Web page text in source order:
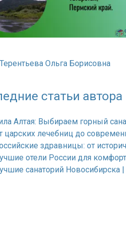
Терентьева Ольга Борисовна
статьи автора
Алтая: Выбираем горный
царских лечебниц до
здравницы: от
отели России для
санаторий Новосибирска